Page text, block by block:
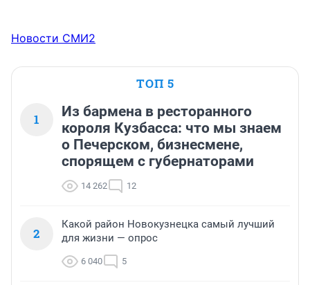
Новости СМИ2
ТОП 5
1
Из бармена в ресторанного
короля Кузбасса: что мы знаем
о Печерском, бизнесмене,
спорящем с губернаторами
14 262 12
2
Какой район Новокузнецка самый лучший
для жизни — опрос
6 040 5